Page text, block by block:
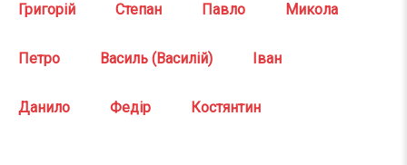
Григорій Степан Павло Микола
Петро Василь (Василій) Іван
Данило Федір Костянтин